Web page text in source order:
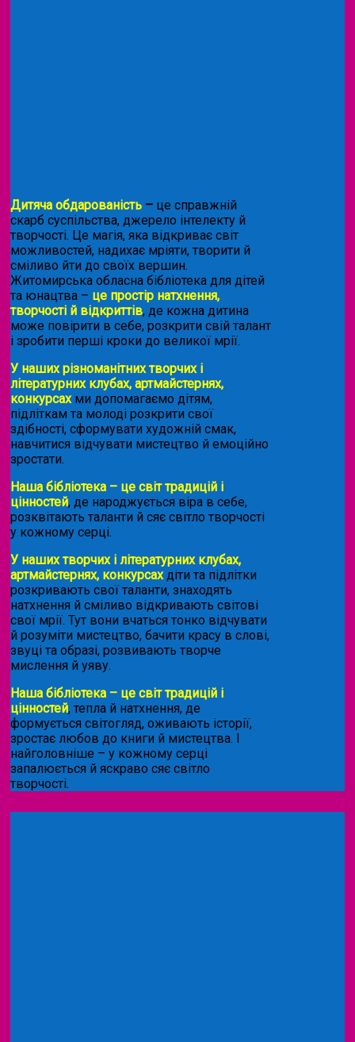
Дитяча обдарованість – це справжній
скарб суспільства, джерело інтелекту й
творчості. Це магія, яка відкриває світ
можливостей, надихає мріяти, творити й
сміливо йти до своїх вершин.
Житомирська обласна бібліотека для дітей
та юнацтва – це простір натхнення,
творчості й відкриттів, де кожна дитина
може повірити в себе, розкрити свій талант
і зробити перші кроки до великої мрії.
У наших різноманітних творчих і
літературних клубах, артмайстернях,
конкурсахми допомагаємо дітям,
підліткам та молоді розкрити свої
здібності, сформувати художній смак,
навчитися відчувати мистецтво й емоційно
зростати.
Наша бібліотека – це світ традицій і
цінностей, де народжується віра в себе,
розквітають таланти й сяє світло творчості
у кожному серці.
У наших творчих і літературних клубах,
артмайстернях, конкурсахдіти та підлітки
розкривають свої таланти, знаходять
натхнення й сміливо відкривають світові
свої мрії. Тут вони вчаться тонко відчувати
й розуміти мистецтво, бачити красу в слові,
звуці та образі, розвивають творче
мислення й уяву.
Наша бібліотека – це світ традицій і
цінностей, тепла й натхнення, де
формується світогляд, оживають історії,
зростає любов до книги й мистецтва. І
найголовніше – у кожному серці
запалюється й яскраво сяє світло
творчості.